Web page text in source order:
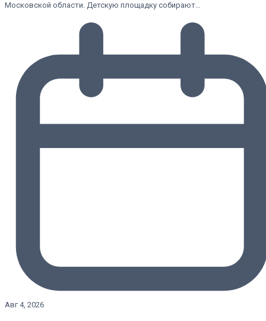
Московской области. Детскую площадку собирают…
Авг 4, 2026